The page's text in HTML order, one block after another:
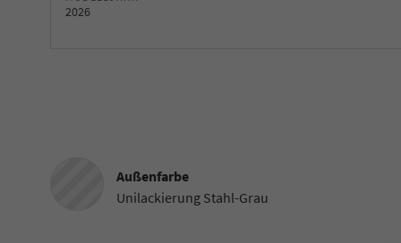
2026
Außenfarbe
Unilackierung Stahl-Grau